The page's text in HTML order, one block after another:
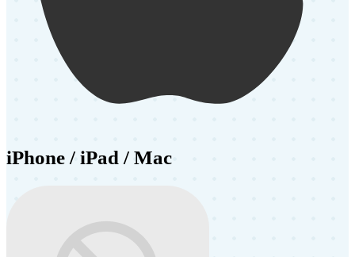
iPhone / iPad / Mac